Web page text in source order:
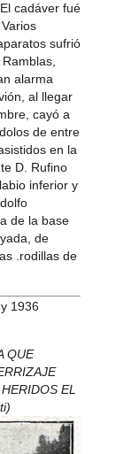
cadáver fué
sufrió
alarma
al llegar
cayó a
de entre
en la
D. Rufino
inferior y
de la base
de
.rodillas de
1936
QUE
EL